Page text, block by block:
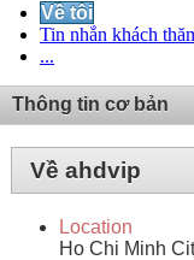
Về tôi
Tin nhắn khách
...
Thông tin cơ bản
Về ahdvip
Location
Ho Chi Minh